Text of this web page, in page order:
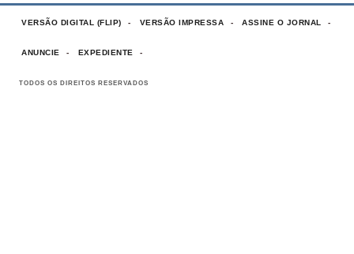
VERSÃO DIGITAL (FLIP) VERSÃO IMPRESSA ASSINE O JORNAL
ANUNCIE EXPEDIENTE
TODOS OS DIREITOS RESERVADOS